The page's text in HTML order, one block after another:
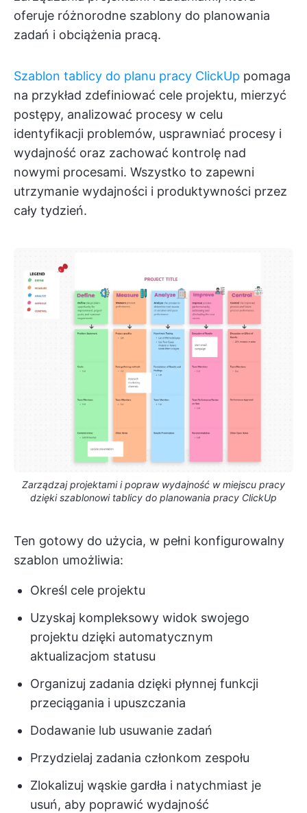
oferuje różnorodne szablony do planowania
zadań i obciążenia pracą.
Szablon tablicy do planu pracy ClickUp pomaga
na przykład zdefiniować cele projektu, mierzyć
postępy, analizować procesy w celu
identyfikacji problemów, usprawniać procesy i
wydajność oraz zachować kontrolę nad
nowymi procesami. Wszystko to zapewni
utrzymanie wydajności i produktywności przez
cały tydzień.
Zarządzaj projektami i popraw wydajność w miejscu pracy
dzięki szablonowi tablicy do planowania pracy ClickUp
Ten gotowy do użycia, w pełni konfigurowalny
szablon umożliwia:
Określ cele projektu
Uzyskaj kompleksowy widok swojego
projektu dzięki automatycznym
aktualizacjom statusu
Organizuj zadania dzięki płynnej funkcji
przeciągania i upuszczania
Dodawanie lub usuwanie zadań
Przydzielaj zadania członkom zespołu
Zlokalizuj wąskie gardła i natychmiast je
usuń, aby poprawić wydajność